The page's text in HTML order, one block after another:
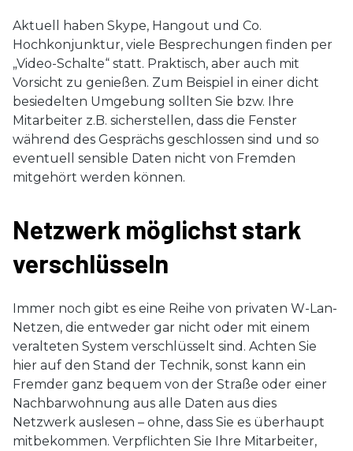
Aktuell haben Skype, Hangout und Co.
Hochkonjunktur, viele Besprechungen finden per
„Video-Schalte“ statt. Praktisch, aber auch mit
Vorsicht zu genießen. Zum Beispiel in einer dicht
besiedelten Umgebung sollten Sie bzw. Ihre
Mitarbeiter z.B. sicherstellen, dass die Fenster
während des Gesprächs geschlossen sind und so
eventuell sensible Daten nicht von Fremden
mitgehört werden können.
Netzwerk möglichst stark
verschlüsseln
Immer noch gibt es eine Reihe von privaten W-Lan-
Netzen, die entweder gar nicht oder mit einem
veralteten System verschlüsselt sind. Achten Sie
hier auf den Stand der Technik, sonst kann ein
Fremder ganz bequem von der Straße oder einer
Nachbarwohnung aus alle Daten aus dies
Netzwerk auslesen – ohne, dass Sie es überhaupt
mitbekommen. Verpflichten Sie Ihre Mitarbeiter,